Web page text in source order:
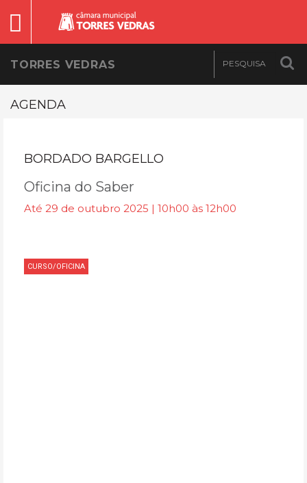
TORRES VEDRAS
AGENDA
BORDADO BARGELLO
Oficina do Saber
Até 29 de outubro 2025 | 10h00 às 12h00
CURSO/OFICINA